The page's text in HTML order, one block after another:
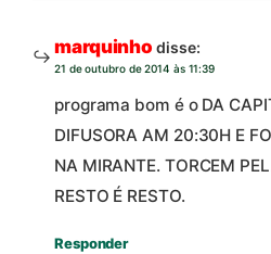
marquinho disse:
21 de outubro de 2014 às 11:39
programa bom é o DA
DIFUSORA AM 20:30H E
NA MIRANTE. TORCEM
RESTO É RESTO.
Responder